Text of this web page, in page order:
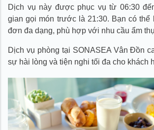
Dịch vụ này được phục vụ từ 06:30
gian gọi món trước là 21:30. Bạn có
đơn đa dạng, phù hợp với nhu cầu ẩm
Dịch vụ phòng tại SONASEA Vân Đồn
sự hài lòng và tiện nghi tối đa cho khách